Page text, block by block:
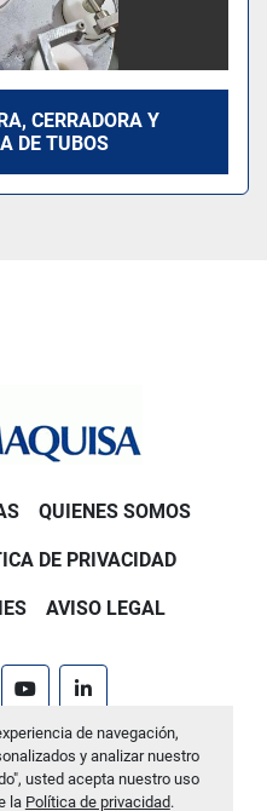
de navegación,
y analizar nuestro
usted acepta nuestro uso
la Política de privacidad.
CERRADORA Y
DE TUBOS
QUIENES SOMOS
DE PRIVACIDAD
AVISO LEGAL
youtubelinkedin
web deMachinio
cookies